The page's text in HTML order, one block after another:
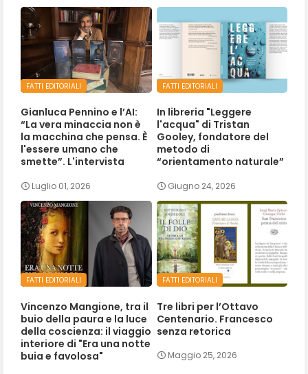
FATTI EDITORIALI
Gianluca Pennino e l’AI:
“La vera minaccia non è
la macchina che pensa. È
l'essere umano che
smette”. L'intervista
Luglio 01, 2026
FATTI EDITORIALI
In libreria "Leggere
l'acqua" di Tristan
Gooley, fondatore del
metodo di
“orientamento naturale”
Giugno 24, 2026
FATTI EDITORIALI
Vincenzo Mangione, tra il
buio della paura e la luce
della coscienza: il viaggio
interiore di "Era una notte
buia e favolosa"
FATTI EDITORIALI
Tre libri per l’Ottavo
Centenario. Francesco
senza retorica
Maggio 25, 2026